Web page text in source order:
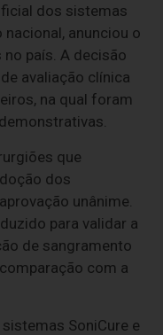
dos sistemas
anunciou o
país. A decisão
avaliação clínica
na qual foram
que
dos
unânime.
para validar a
de sangramento
com a
SoniCure e